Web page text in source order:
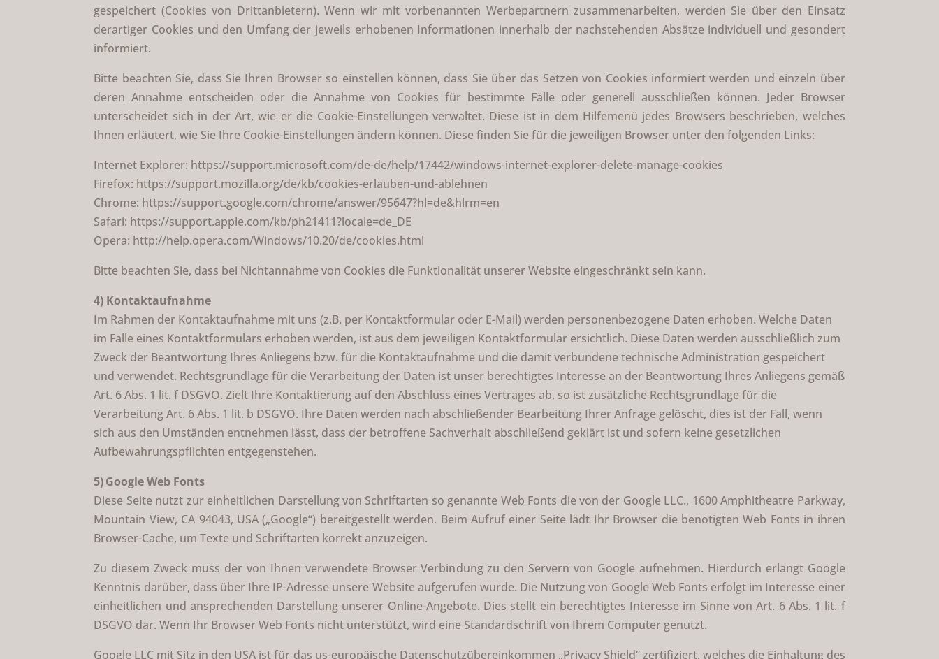
gespeichert (Cookies von Drittanbietern). Wenn wir mit vorbenannten Werbepartnern zusammenarbeiten, werden Sie über den Einsatz
derartiger Cookies und den Umfang der jeweils erhobenen Informationen innerhalb der nachstehenden Absätze individuell und gesondert
informiert.
Bitte beachten Sie, dass Sie Ihren Browser so einstellen können, dass Sie über das Setzen von Cookies informiert werden und einzeln über
deren Annahme entscheiden oder die Annahme von Cookies für bestimmte Fälle oder generell ausschließen können. Jeder Browser
unterscheidet sich in der Art, wie er die Cookie-Einstellungen verwaltet. Diese ist in dem Hilfemenü jedes Browsers beschrieben, welches
Ihnen erläutert, wie Sie Ihre Cookie-Einstellungen ändern können. Diese finden Sie für die jeweiligen Browser unter den folgenden Links:
Internet Explorer: https://support.microsoft.com/de-de/help/17442/windows-internet-explorer-delete-manage-cookies
Firefox: https://support.mozilla.org/de/kb/cookies-erlauben-und-ablehnen
Chrome: https://support.google.com/chrome/answer/95647?hl=de&hlrm=en
Safari: https://support.apple.com/kb/ph21411?locale=de_DE
Opera: http://help.opera.com/Windows/10.20/de/cookies.html
Bitte beachten Sie, dass bei Nichtannahme von Cookies die Funktionalität unserer Website eingeschränkt sein kann.
4) Kontaktaufnahme
Im Rahmen der Kontaktaufnahme mit uns (z.B. per Kontaktformular oder E-Mail) werden personenbezogene Daten erhoben. Welche Daten
im Falle eines Kontaktformulars erhoben werden, ist aus dem jeweiligen Kontaktformular ersichtlich. Diese Daten werden ausschließlich zum
Zweck der Beantwortung Ihres Anliegens bzw. für die Kontaktaufnahme und die damit verbundene technische Administration gespeichert
und verwendet. Rechtsgrundlage für die Verarbeitung der Daten ist unser berechtigtes Interesse an der Beantwortung Ihres Anliegens gemäß
Art. 6 Abs. 1 lit. f DSGVO. Zielt Ihre Kontaktierung auf den Abschluss eines Vertrages ab, so ist zusätzliche Rechtsgrundlage für die
Verarbeitung Art. 6 Abs. 1 lit. b DSGVO. Ihre Daten werden nach abschließender Bearbeitung Ihrer Anfrage gelöscht, dies ist der Fall, wenn
sich aus den Umständen entnehmen lässt, dass der betroffene Sachverhalt abschließend geklärt ist und sofern keine gesetzlichen
Aufbewahrungspflichten entgegenstehen.
5) Google Web Fonts
Diese Seite nutzt zur einheitlichen Darstellung von Schriftarten so genannte Web Fonts die von der Google LLC., 1600 Amphitheatre Parkway,
Mountain View, CA 94043, USA („Google“) bereitgestellt werden. Beim Aufruf einer Seite lädt Ihr Browser die benötigten Web Fonts in ihren
Browser-Cache, um Texte und Schriftarten korrekt anzuzeigen.
Zu diesem Zweck muss der von Ihnen verwendete Browser Verbindung zu den Servern von Google aufnehmen. Hierdurch erlangt Google
Kenntnis darüber, dass über Ihre IP-Adresse unsere Website aufgerufen wurde. Die Nutzung von Google Web Fonts erfolgt im Interesse einer
einheitlichen und ansprechenden Darstellung unserer Online-Angebote. Dies stellt ein berechtigtes Interesse im Sinne von Art. 6 Abs. 1 lit. f
DSGVO dar. Wenn Ihr Browser Web Fonts nicht unterstützt, wird eine Standardschrift von Ihrem Computer genutzt.
Google LLC mit Sitz in den USA ist für das us-europäische Datenschutzübereinkommen „Privacy Shield“ zertifiziert, welches die Einhaltung des